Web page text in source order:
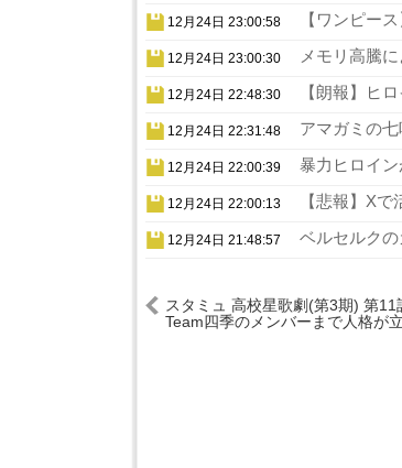
12月24日 23:00:58 【ワンピー
12月24日 23:00:30 メモリ高騰
12月24日 22:48:30 【朗報】ヒ
12月24日 22:31:48 アマガミの
12月24日 22:00:39 暴力ヒロイ
12月24日 22:00:13 【悲報】X
12月24日 21:48:57 ベルセルク
スタミュ 高校星歌劇(第3期) 第11
Team四季のメンバーまで人格が立